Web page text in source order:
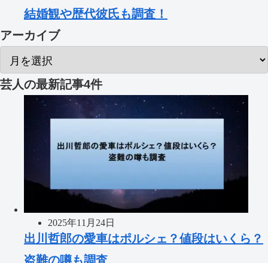
結婚観や歴代彼氏も調査！
アーカイブ
芸人の最新記事4件
2025年11月24日
出川哲郎の愛車はポルシェ？値段はいくら？
盗難の噂も調査